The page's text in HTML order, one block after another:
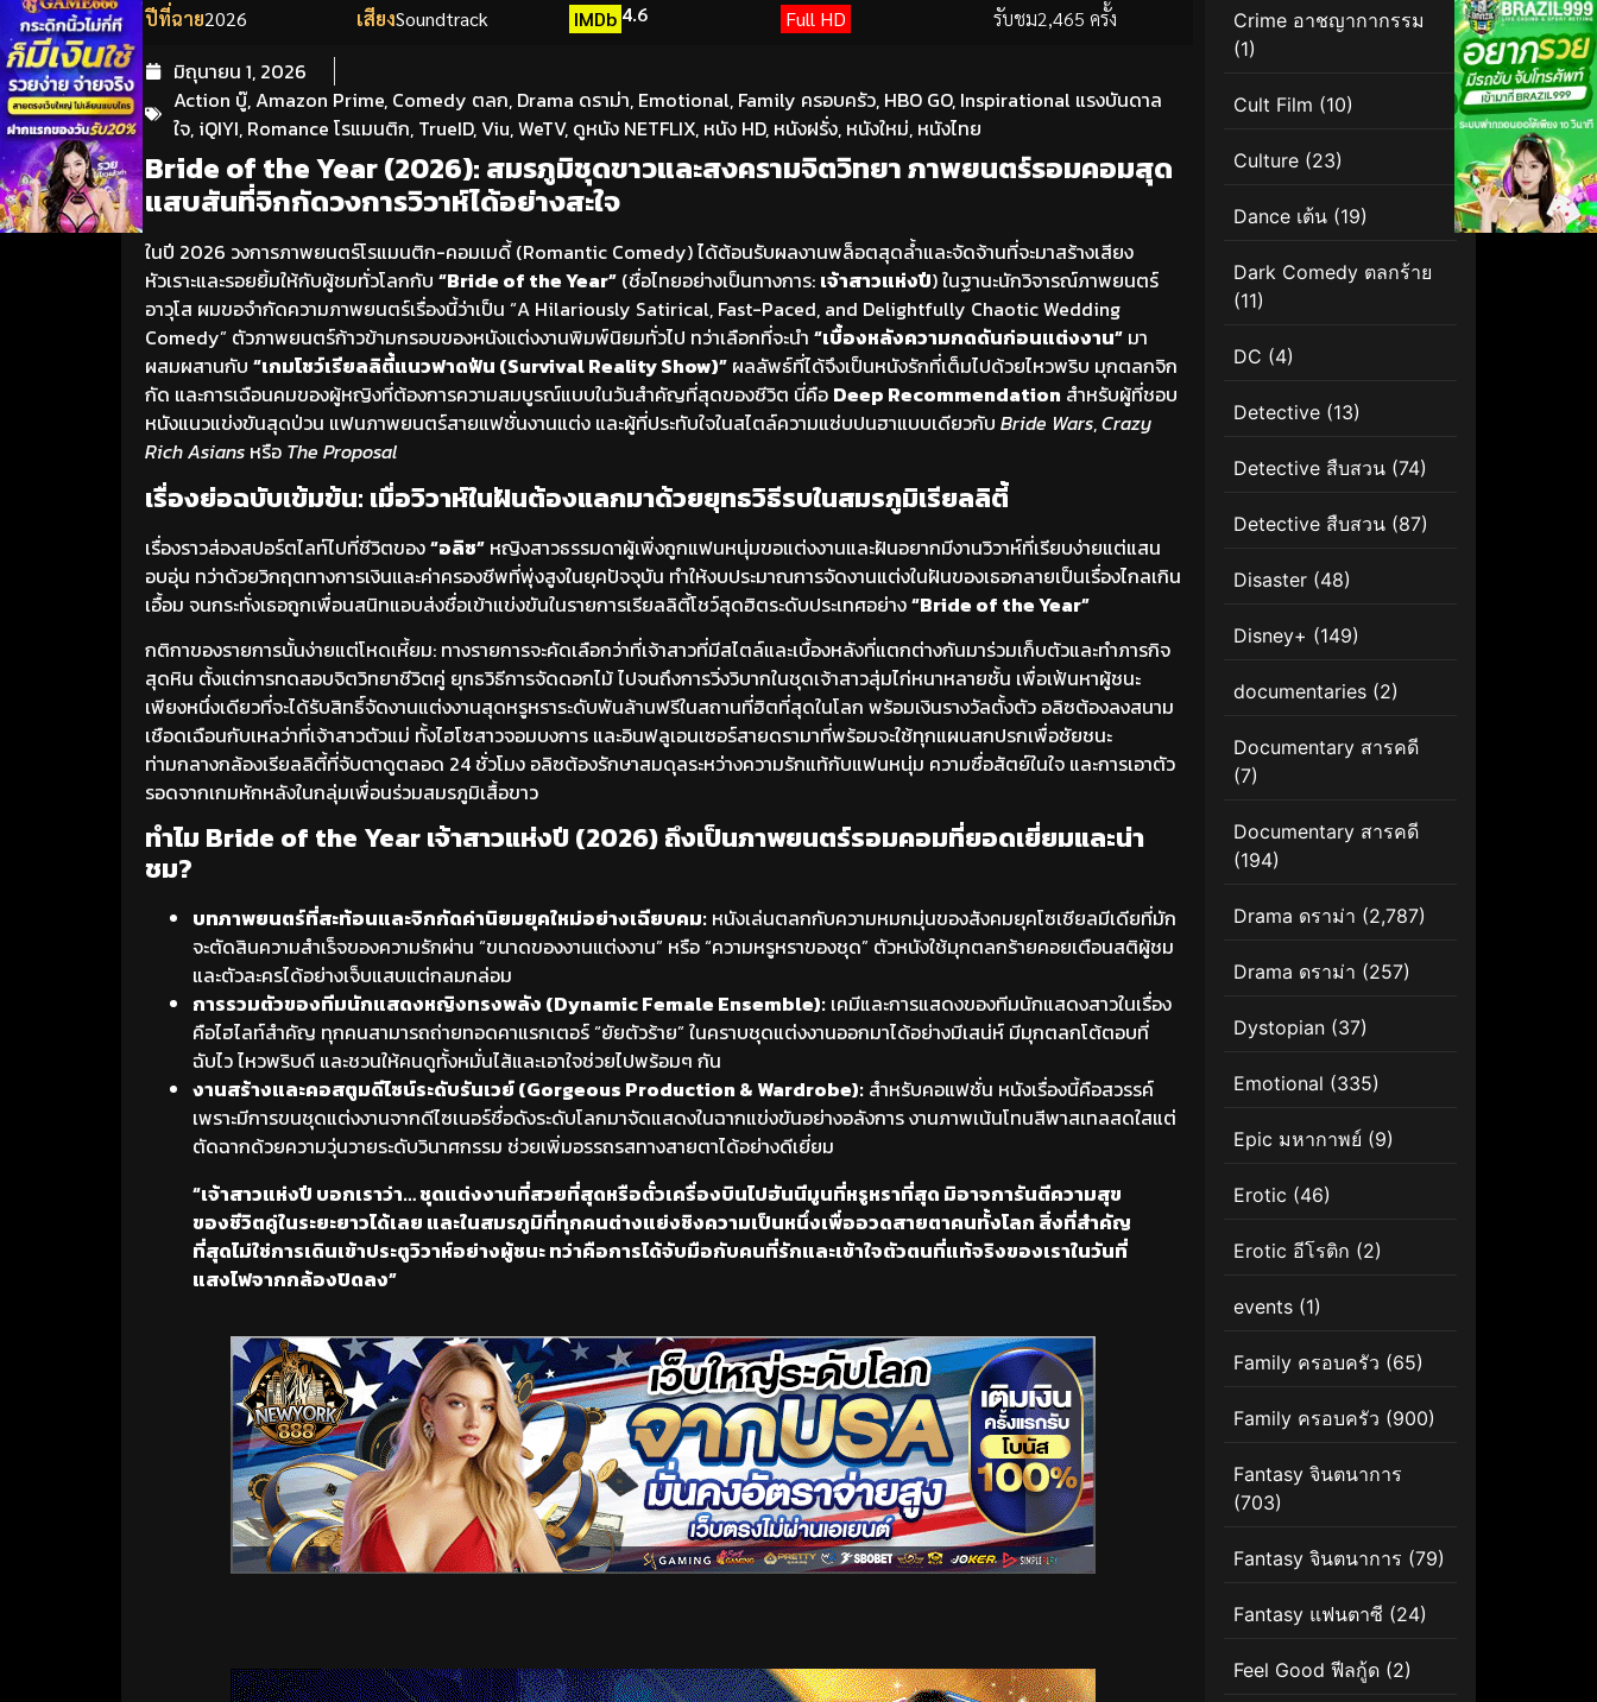
ปีที่ฉาย2026 เสียงSoundtrack IMDb 4.6 Full HD รับชม2,465 ครั้ง
มิถุนายน 1, 2026
Action บู๊,Amazon Prime, Comedy ตลก, Drama ดราม่า, Emotional, Family ครอบครัว, HBO GO, Inspirational แรงบันดาล
ใจ, iQIYI, Romance โรแมนติก, TrueID,Viu,WeTV, ดูหนัง NETFLIX, หนัง HD, หนังฝรั่ง, หนังใหม่, หนังไทย
Bride of the Year (2026): สมรภูมิชุดขาวและสงครามจิตวิทยา ภาพยนตร์รอมคอมสุด
แสบสันที่จิกกัดวงการวิวาห์ได้อย่างสะใจ
ในปี 2026 วงการภาพยนตร์โรแมนติก-คอมเมดี้ (Romantic Comedy) ได้ต้อนรับผลงานพล็อตสุดล้ำและจัดจ้านที่จะมาสร้างเสียง
หัวเราะและรอยยิ้มให้กับผู้ชมทั่วโลกกับ “Bride of the Year” (ชื่อไทยอย่างเป็นทางการ: เจ้าสาวแห่งปี) ในฐานะนักวิจารณ์ภาพยนตร์
อาวุโส ผมขอจำกัดความภาพยนตร์เรื่องนี้ว่าเป็น “A Hilariously Satirical, Fast-Paced, and Delightfully Chaotic Wedding
Comedy” ตัวภาพยนตร์ก้าวข้ามกรอบของหนังแต่งงานพิมพ์นิยมทั่วไป ทว่าเลือกที่จะนำ “เบื้องหลังความกดดันก่อนแต่งงาน” มา
ผสมผสานกับ “เกมโชว์เรียลลิตี้แนวฟาดฟัน (Survival Reality Show)” ผลลัพธ์ที่ได้จึงเป็นหนังรักที่เต็มไปด้วยไหวพริบ มุกตลกจิก
กัด และการเฉือนคมของผู้หญิงที่ต้องการความสมบูรณ์แบบในวันสำคัญที่สุดของชีวิต นี่คือ Deep Recommendation สำหรับผู้ที่ชอบ
หนังแนวแข่งขันสุดป่วน แฟนภาพยนตร์สายแฟชั่นงานแต่ง และผู้ที่ประทับใจในสไตล์ความแซ่บปนฮาแบบเดียวกับ Bride Wars,Crazy
Rich Asians หรือ The Proposal
เรื่องย่อฉบับเข้มข้น: เมื่อวิวาห์ในฝันต้องแลกมาด้วยยุทธวิธีรบในสมรภูมิเรียลลิตี้
เรื่องราวส่องสปอร์ตไลท์ไปที่ชีวิตของ“อลิซ” หญิงสาวธรรมดาผู้เพิ่งถูกแฟนหนุ่มขอแต่งงานและฝันอยากมีงานวิวาห์ที่เรียบง่ายแต่แสน
อบอุ่น ทว่าด้วยวิกฤตทางการเงินและค่าครองชีพที่พุ่งสูงในยุคปัจจุบัน ทำให้งบประมาณการจัดงานแต่งในฝันของเธอกลายเป็นเรื่องไกลเกิน
เอื้อม จนกระทั่งเธอถูกเพื่อนสนิทแอบส่งชื่อเข้าแข่งขันในรายการเรียลลิตี้โชว์สุดฮิตระดับประเทศอย่าง“Bride of the Year”
กติกาของรายการนั้นง่ายแต่โหดเหี้ยม: ทางรายการจะคัดเลือกว่าที่เจ้าสาวที่มีสไตล์และเบื้องหลังที่แตกต่างกันมาร่วมเก็บตัวและทำภารกิจ
สุดหิน ตั้งแต่การทดสอบจิตวิทยาชีวิตคู่ ยุทธวิธีการจัดดอกไม้ ไปจนถึงการวิ่งวิบากในชุดเจ้าสาวสุ่มไก่หนาหลายชั้น เพื่อเฟ้นหาผู้ชนะ
เพียงหนึ่งเดียวที่จะได้รับสิทธิ์จัดงานแต่งงานสุดหรูหราระดับพันล้านฟรีในสถานที่ฮิตที่สุดในโลก พร้อมเงินรางวัลตั้งตัว อลิซต้องลงสนาม
เชือดเฉือนกับเหลว่าที่เจ้าสาวตัวแม่ ทั้งไฮโซสาวจอมบงการ และอินฟลูเอนเซอร์สายดรามาที่พร้อมจะใช้ทุกแผนสกปรกเพื่อชัยชนะ
ท่ามกลางกล้องเรียลลิตี้ที่จับตาดูตลอด 24 ชั่วโมง อลิซต้องรักษาสมดุลระหว่างความรักแท้กับแฟนหนุ่ม ความซื่อสัตย์ในใจ และการเอาตัว
รอดจากเกมหักหลังในกลุ่มเพื่อนร่วมสมรภูมิเสื้อขาว
ทำไม Bride of the Year เจ้าสาวแห่งปี (2026) ถึงเป็นภาพยนตร์รอมคอมที่ยอดเยี่ยมและน่า
ชม?
บทภาพยนตร์ที่สะท้อนและจิกกัดค่านิยมยุคใหม่อย่างเฉียบคม: หนังเล่นตลกกับความหมกมุ่นของสังคมยุคโซเชียลมีเดียที่มัก
จะตัดสินความสำเร็จของความรักผ่าน “ขนาดของงานแต่งงาน” หรือ “ความหรูหราของชุด” ตัวหนังใช้มุกตลกร้ายคอยเตือนสติผู้ชม
และตัวละครได้อย่างเจ็บแสบแต่กลมกล่อม
การรวมตัวของทีมนักแสดงหญิงทรงพลัง (Dynamic Female Ensemble): เคมีและการแสดงของทีมนักแสดงสาวในเรื่อง
คือไฮไลท์สำคัญ ทุกคนสามารถถ่ายทอดคาแรกเตอร์ “ยัยตัวร้าย” ในคราบชุดแต่งงานออกมาได้อย่างมีเสน่ห์ มีมุกตลกโต้ตอบที่
ฉับไว ไหวพริบดี และชวนให้คนดูทั้งหมั่นไส้และเอาใจช่วยไปพร้อมๆ กัน
งานสร้างและคอสตูมดีไซน์ระดับรันเวย์ (Gorgeous Production & Wardrobe): สำหรับคอแฟชั่น หนังเรื่องนี้คือสวรรค์
เพราะมีการขนชุดแต่งงานจากดีไซเนอร์ชื่อดังระดับโลกมาจัดแสดงในฉากแข่งขันอย่างอลังการ งานภาพเน้นโทนสีพาสเทลสดใสแต่
ตัดฉากด้วยความวุ่นวายระดับวินาศกรรม ช่วยเพิ่มอรรถรสทางสายตาได้อย่างดีเยี่ยม
“เจ้าสาวแห่งปี บอกเราว่า… ชุดแต่งงานที่สวยที่สุดหรือตั๋วเครื่องบินไปฮันนีมูนที่หรูหราที่สุด มิอาจการันตีความสุข
ของชีวิตคู่ในระยะยาวได้เลย และในสมรภูมิที่ทุกคนต่างแย่งชิงความเป็นหนึ่งเพื่ออวดสายตาคนทั้งโลก สิ่งที่สำคัญ
ที่สุดไม่ใช่การเดินเข้าประตูวิวาห์อย่างผู้ชนะ ทว่าคือการได้จับมือกับคนที่รักและเข้าใจตัวตนที่แท้จริงของเราในวันที่
แสงไฟจากกล้องปิดลง”
Crime อาชญากากรรม
(1)
Cult Film (10)
Culture (23)
Dance เต้น (19)
Dark Comedy ตลกร้าย
(11)
DC (4)
Detective (13)
Detective สืบสวน (74)
Detective สืบสวน (87)
Disaster (48)
Disney+ (149)
documentaries (2)
Documentary สารคดี
(7)
Documentary สารคดี
(194)
Drama ดราม่า (2,787)
Drama ดราม่า (257)
Dystopian (37)
Emotional (335)
Epic มหากาพย์ (9)
Erotic (46)
Erotic อีโรติก (2)
events (1)
Family ครอบครัว (65)
Family ครอบครัว (900)
Fantasy จินตนาการ
(703)
Fantasy จินตนาการ (79)
Fantasy แฟนตาซี (24)
Feel Good ฟีลกู้ด (2)